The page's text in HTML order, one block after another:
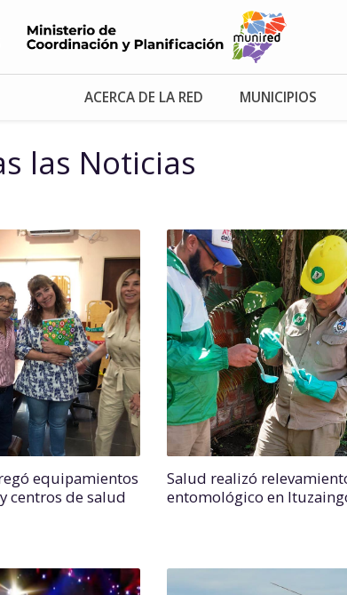
ACERCA DE LA RED MUNICIPIOS
las Noticias
equipamientos
centros de salud
Salud realizó
entomológico en